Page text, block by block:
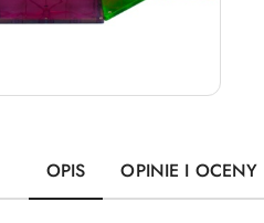
OPIS OPINIE I OCENY